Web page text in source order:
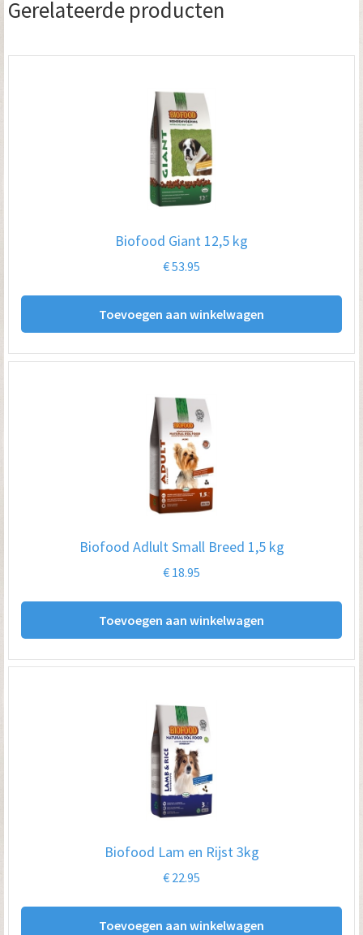
Gerelateerde producten
Biofood Giant 12,5 kg
€53.95
Toevoegen aan winkelwagen
Biofood Adlult Small Breed 1,5 kg
€ 18.95
Toevoegen aan winkelwagen
Biofood Lam en Rijst 3kg
€ 22.95
Toevoegen aan winkelwagen